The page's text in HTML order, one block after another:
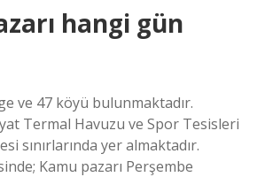
hangi gün
ve 47 köyü bulunmaktadır.
Termal Havuzu ve Spor Tesisleri
sınırlarında yer almaktadır.
Kamu pazarı Perşembe